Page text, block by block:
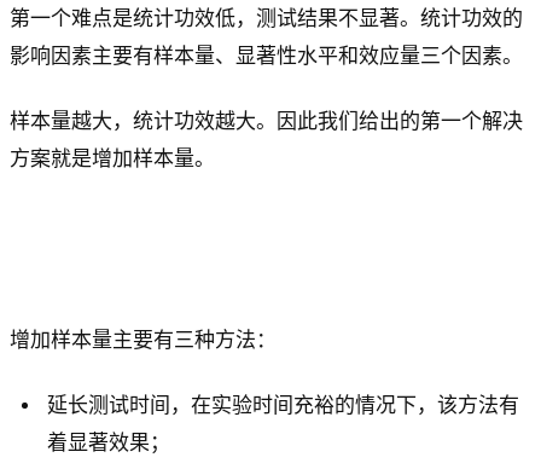
第一个难点是统计功效低，测试结果不显著。统计功效的
影响因素主要有样本量、显著性水平和效应量三个因素。
样本量越大，统计功效越大。因此我们给出的第一个解决
方案就是增加样本量。
增加样本量主要有三种方法：
延长测试时间，在实验时间充裕的情况下，该方法有
着显著效果；